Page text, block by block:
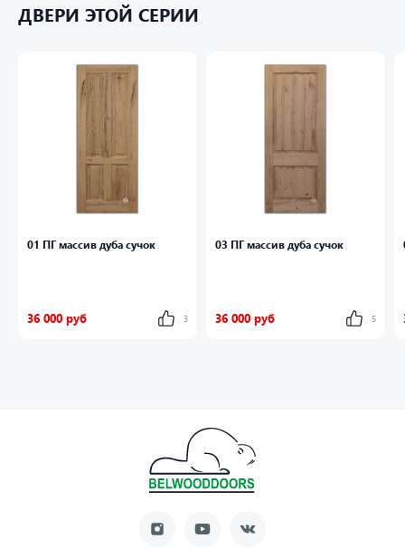
ДВЕРИ ЭТОЙ СЕРИИ
01 ПГ массив дуба сучок
36 000 руб 3
03 ПГ массив дуба сучок
36 000 руб 5